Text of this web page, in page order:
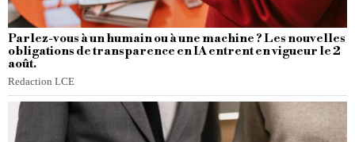
Parlez-vous à un humain ou à une machine ? Les nouvelles
obligations de transparence en IA entrent en vigueur le 2
août.
Redaction LCE